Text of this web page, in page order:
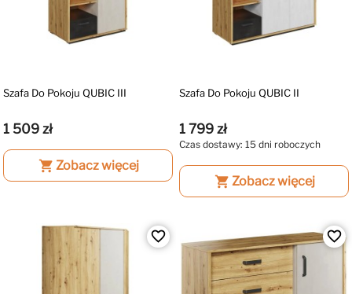
Szafa Do Pokoju QUBIC III
1 509 zł
shopping_cart Zobacz więcej
Szafa Do Pokoju QUBIC II
1 799 zł
Czas dostawy: 15 dni roboczych
shopping_cart Zobacz więcej
favorite_border favorite_border